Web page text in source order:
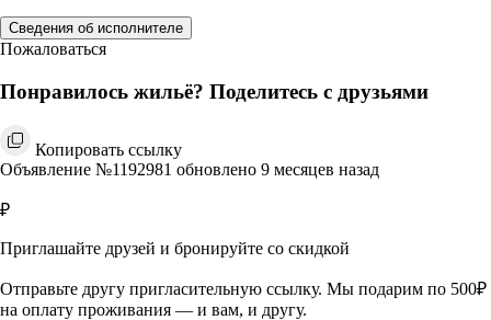
Сведения об исполнителе
Пожаловаться
Понравилось жильё? Поделитесь с друзьями
Копировать ссылку
Объявление №1192981 обновлено 9 месяцев назад
₽
Приглашайте друзей и бронируйте со скидкой
Отправьте другу пригласительную ссылку. Мы подарим по 500₽
на оплату проживания — и вам, и другу.